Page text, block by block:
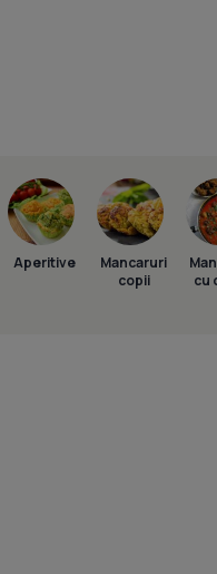
Aperitive
Mancaruri
copii
cu